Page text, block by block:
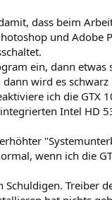
dass beim
und Adobe
ein, dann etwas
wird es
ich die GTX
Intel HD
wenn ich die
Schuldigen. Treiber